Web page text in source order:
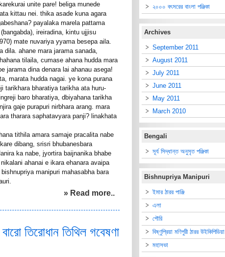
unite pare! beliga munede
kittau nei. thika asade kuna agara
payalaka marela pattama
ireiradina, kintu ujjisu
mate nuvariya yyama besepa aila.
dila. ahane mara jarama sanada,
tilaila, cumase ahana hudda mara
jarama dina denara lai ahanau asega!
marata hudda nagai. ye kona purana
tarikhara bharatiya tarikha ata huru-
baro bharatiya, dbiyahana tarikha
gaje purapuri nirbhara arang. mara
tharara saphatavyara panji? linakhata
tithila amara samaje pracalita nabe
dibang, srisri bhubanesbara
ka nabe, jyortira baijnanika bhabe
ahanai e ikara ehanara avaipa
manipuri mahasabha bara
» Read more..
তিরোধান তিথিল গবেষণা
২০০০ বৎসরের বাংলা পঞ্জিকা
Archives
September 2011
August 2011
July 2011
June 2011
May 2011
March 2010
Bengali
সূর্য সিদ্ধান্ত অনুসৃত পঞ্জিকা
Bishnupriya Manipuri
ইমার ঠারর পাঞ্জি
এলা
পৌরি
বিষ্ণুপ্রিয়া মণিপুরী ঠারর উইকিপিডিয়া
মহাসভা